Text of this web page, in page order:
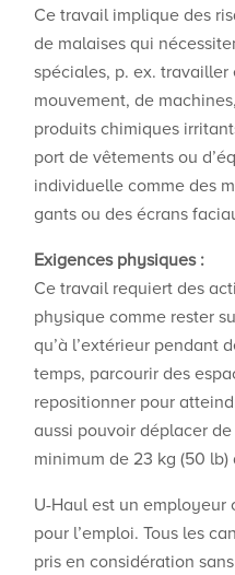
Ce travail implique des
de malaises qui
spéciales, p. ex.
mouvement, de
produits chimiques
port de vêtements ou
individuelle comme des
gants ou des écrans
Exigences physiques :
Ce travail requiert des
physique comme rester
qu’à l’extérieur pendant
temps, parcourir des
repositionner pour
aussi pouvoir déplacer
minimum de 23 kg (50 lb)
U-Haul est un employeur
pour l’emploi. Tous les
pris en considération